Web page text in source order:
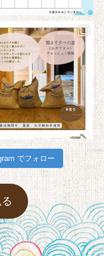
でフォロー